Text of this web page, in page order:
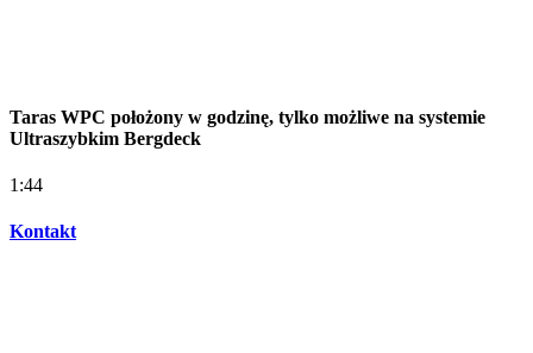
Taras WPC położony w godzinę, tylko możliwe na systemie
Ultraszybkim Bergdeck
1:44
Kontakt